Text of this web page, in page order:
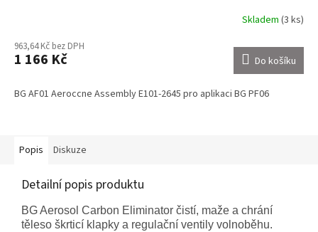
Skladem (3 ks)
963,64 Kč bez DPH
1 166 Kč Do košíku
BG AF01 Aeroccne Assembly E101-2645 pro aplikaci BG PF06
Popis Diskuze
Detailní popis produktu
BG Aerosol Carbon Eliminator čistí, maže a chrání
těleso škrticí klapky a regulační ventily volnoběhu.